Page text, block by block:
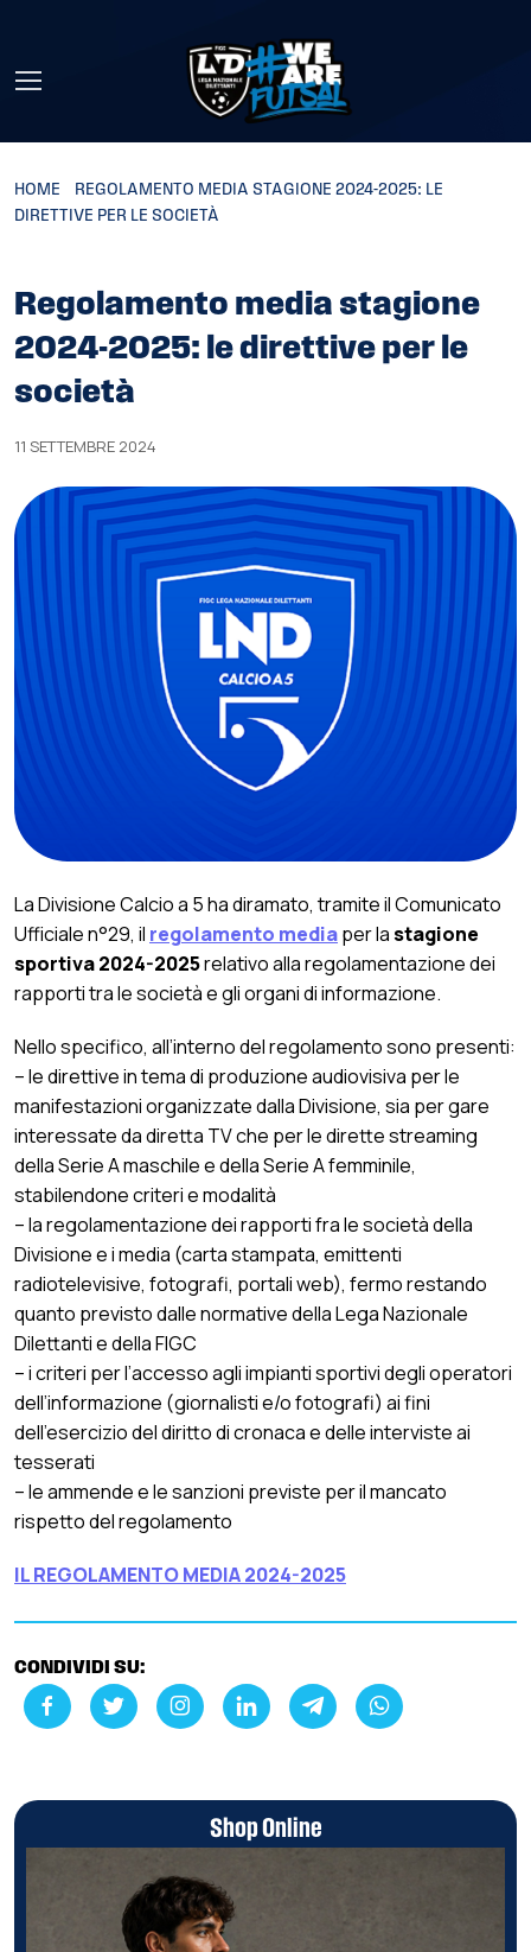
HOME
REGOLAMENTO MEDIA STAGIONE 2024-2025: LE
DIRETTIVE PER LE SOCIETÀ
Regolamento media stagione
2024-2025: le direttive per le
società
11 SETTEMBRE 2024
La Divisione Calcio a 5 ha diramato, tramite il Comunicato
Ufficiale n°29, il regolamento mediaper lastagione
sportiva 2024-2025relativo alla regolamentazione dei
rapporti tra le società e gli organi di informazione.
Nello specifico, all’interno del regolamento sono presenti:
– le direttive in tema di produzione audiovisiva per le
manifestazioni organizzate dalla Divisione, sia per gare
interessate da diretta TV che per le dirette streaming
della Serie A maschile e della Serie A femminile,
stabilendone criteri e modalità
– la regolamentazione dei rapporti fra le società della
Divisione e i media (carta stampata, emittenti
radiotelevisive, fotografi, portali web), fermo restando
quanto previsto dalle normative della Lega Nazionale
Dilettanti e della FIGC
– i criteri per l’accesso agli impianti sportivi degli operatori
dell’informazione (giornalisti e/o fotografi) ai fini
dell’esercizio del diritto di cronaca e delle interviste ai
tesserati
– le ammende e le sanzioni previste per il mancato
rispetto del regolamento
IL REGOLAMENTO MEDIA 2024-2025
CONDIVIDI SU:
Shop Online